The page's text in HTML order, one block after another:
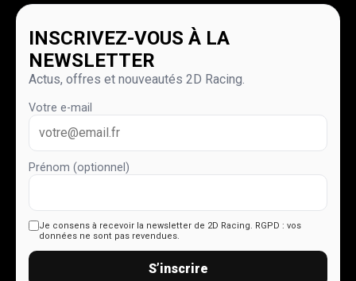
INSCRIVEZ-VOUS À LA
NEWSLETTER
Actus, offres et nouveautés 2D Racing.
Votre e-mail
Prénom (optionnel)
Je consens à recevoir la newsletter de 2D Racing. RGPD : vos
données ne sont pas revendues.
S’inscrire